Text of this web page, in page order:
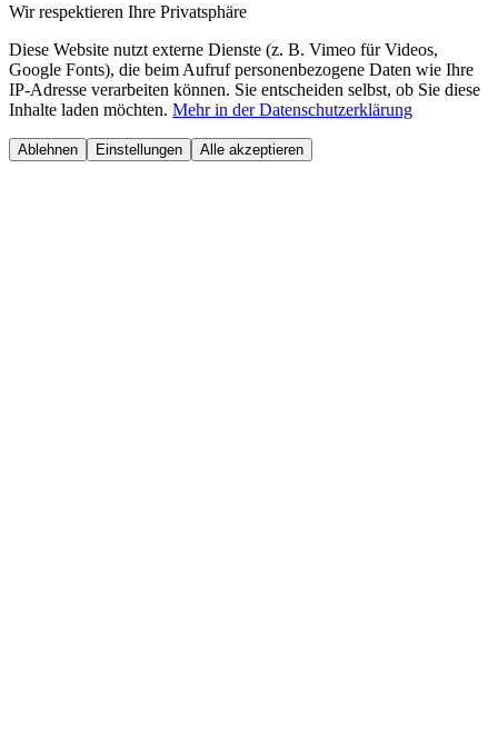
Wir respektieren Ihre Privatsphäre
Diese Website nutzt externe Dienste (z. B. Vimeo für Videos,
Google Fonts), die beim Aufruf personenbezogene Daten wie Ihre
IP-Adresse verarbeiten können. Sie entscheiden selbst, ob Sie diese
Inhalte laden möchten. Mehr in der Datenschutzerklärung
Ablehnen Einstellungen Alle akzeptieren